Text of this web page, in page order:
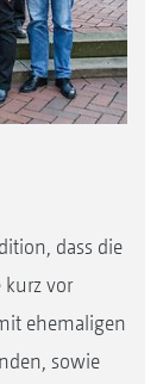
dass die
kurz vor
ehemaligen
sowie